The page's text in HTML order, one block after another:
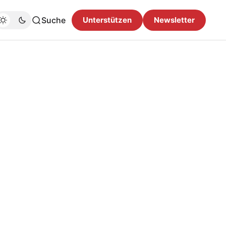
Suche Unterstützen Newsletter